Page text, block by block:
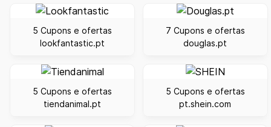
5 Cupons e ofertas
lookfantastic.pt
7 Cupons e ofertas
douglas.pt
5 Cupons e ofertas
tiendanimal.pt
5 Cupons e ofertas
pt.shein.com